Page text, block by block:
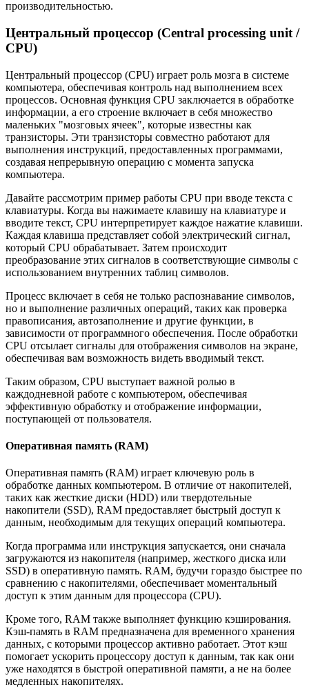
производительностью.
Центральный процессор (Central processing unit /
CPU)
Центральный процессор (CPU) играет роль мозга в системе
компьютера, обеспечивая контроль над выполнением всех
процессов. Основная функция CPU заключается в обработке
информации, а его строение включает в себя множество
маленьких "мозговых ячеек", которые известны как
транзисторы. Эти транзисторы совместно работают для
выполнения инструкций, предоставленных программами,
создавая непрерывную операцию с момента запуска
компьютера.
Давайте рассмотрим пример работы CPU при вводе текста с
клавиатуры. Когда вы нажимаете клавишу на клавиатуре и
вводите текст, CPU интерпретирует каждое нажатие клавиши.
Каждая клавиша представляет собой электрический сигнал,
который CPU обрабатывает. Затем происходит
преобразование этих сигналов в соответствующие символы с
использованием внутренних таблиц символов.
Процесс включает в себя не только распознавание символов,
но и выполнение различных операций, таких как проверка
правописания, автозаполнение и другие функции, в
зависимости от программного обеспечения. После обработки
CPU отсылает сигналы для отображения символов на экране,
обеспечивая вам возможность видеть вводимый текст.
Таким образом, CPU выступает важной ролью в
каждодневной работе с компьютером, обеспечивая
эффективную обработку и отображение информации,
поступающей от пользователя.
Оперативная память (RAM)
Оперативная память (RAM) играет ключевую роль в
обработке данных компьютером. В отличие от накопителей,
таких как жесткие диски (HDD) или твердотельные
накопители (SSD), RAM предоставляет быстрый доступ к
данным, необходимым для текущих операций компьютера.
Когда программа или инструкция запускается, они сначала
загружаются из накопителя (например, жесткого диска или
SSD) в оперативную память. RAM, будучи гораздо быстрее по
сравнению с накопителями, обеспечивает моментальный
доступ к этим данным для процессора (CPU).
Кроме того, RAM также выполняет функцию кэширования.
Кэш-память в RAM предназначена для временного хранения
данных, с которыми процессор активно работает. Этот кэш
помогает ускорить процессору доступ к данным, так как они
уже находятся в быстрой оперативной памяти, а не на более
медленных накопителях.